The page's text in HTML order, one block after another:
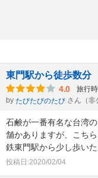
東門駅から徒歩数分
4.0 旅行
by たびたびのたび さん（非
石鹸が一番有名な台湾
舗かありますが、こち
鉄東門駅から少し歩い
投稿日:2020/02/04